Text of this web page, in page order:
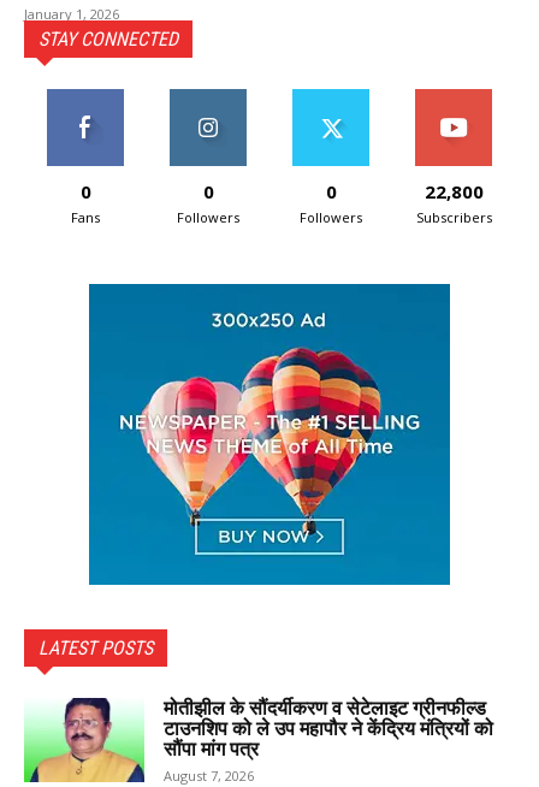
January 1, 2026
STAY CONNECTED
0
Fans
0
Followers
0
Followers
22,800
Subscribers
LATEST POSTS
मोतीझील के सौंदर्यीकरण व सेटेलाइट ग्रीनफील्ड
टाउनशिप को ले उप महापौर ने केंद्रिय मंत्रियों को
सौंपा मांग पत्र
August 7, 2026